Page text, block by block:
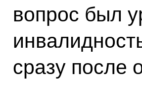
вопрос был
сразу после